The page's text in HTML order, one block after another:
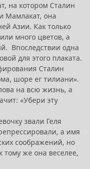
на котором Сталин
Мамлакат, она
Азии. Как только
много цветов, а
Впоследствии одна
для этого плаката.
Сталин
шоре ег тилиани».
на всю жизнь, а
«Убери эту
звали Геля
а имя
соображений, но
же она веселее,